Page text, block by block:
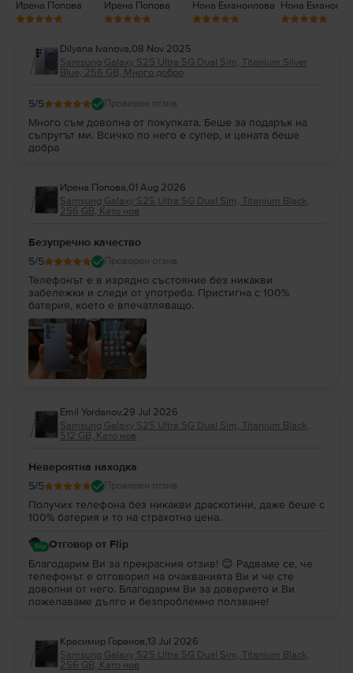
Ирена Попова Ирена Попова Нона Еманоилова Нона
Dilyana Ivanova,08 Nov 2025
Samsung Galaxy S25 Ultra 5G Dual Sim, Titanium Silver
Blue, 256 GB, Много добро
5/5 Проверен отзив
Много съм доволна от покупката. Беше за подарък на
съпругът ми. Всичко по него е супер, и цената беше
добра
Ирена Попова,01 Aug 2026
Samsung Galaxy S25 Ultra 5G Dual Sim, Titanium Black,
256 GB, Като нов
Безупречно качество
5/5 Проверен отзив
Телефонът е в изрядно състояние без никакви
забележки и следи от употреба. Пристигна с 100%
батерия, което е впечатляващо.
Emil Yordanov,29 Jul 2026
Samsung Galaxy S25 Ultra 5G Dual Sim, Titanium Black,
512 GB, Като нов
Невероятна находка
5/5 Проверен отзив
Получих телефона без никакви драскотини, даже беше с
100% батерия и то на страхотна цена.
Отговор от Flip
Благодарим Ви за прекрасния отзив! 😊 Радваме се, че
телефонът е отговорил на очакванията Ви и че сте
доволни от него. Благодарим Ви за доверието и Ви
пожелаваме дълго и безпроблемно ползване!
Красимир Горанов,13 Jul 2026
Samsung Galaxy S25 Ultra 5G Dual Sim, Titanium Black,
256 GB, Като нов